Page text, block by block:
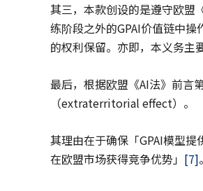
其三，本款创设的是遵守欧盟
练阶段之外的GPAI价值链中
的权利保留。亦即，本义务主
最后，根据欧盟《AI法》前言
（extraterritorial effect）。
其理由在于确保「GPAI模型
在欧盟市场获得竞争优势」 [7]。